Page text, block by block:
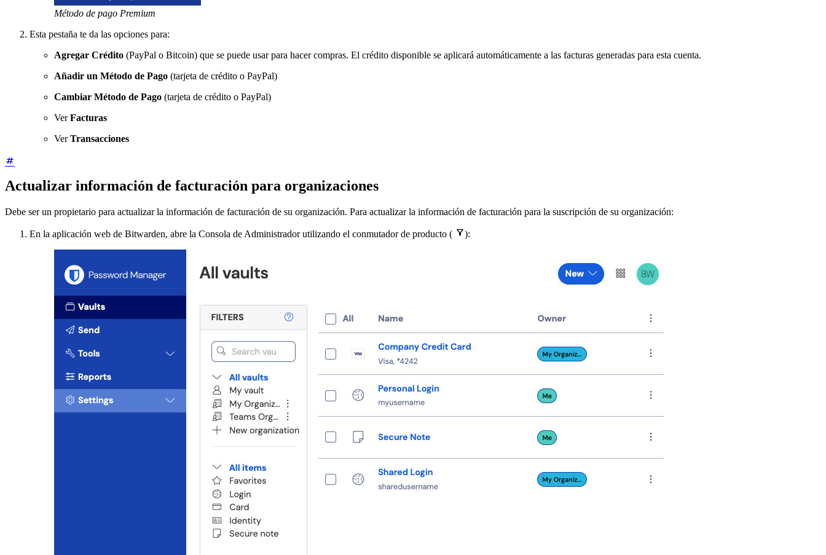
Método de pago Premium
Esta pestaña te da las opciones para:
Agregar Crédito (PayPal o Bitcoin) que se puede usar para hacer compras. El crédito disponible se aplicará automáticamente a las facturas generadas para esta cuenta.
Añadir un Método de Pago (tarjeta de crédito o PayPal)
Cambiar Método de Pago (tarjeta de crédito o PayPal)
VerFacturas
VerTransacciones
Actualizar información de facturación para organizaciones
Debe ser un propietario para actualizar la información de facturación de su organización. Para actualizar la información de facturación para la suscripción de su organización:
En la aplicación web de Bitwarden, abre la Consola de Administrador utilizando el conmutador de producto ( ):